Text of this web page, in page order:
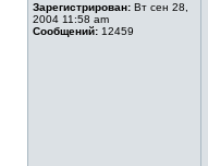
Зарегистрирован: Вт сен 28,
2004 11:58 am
Сообщений: 12459